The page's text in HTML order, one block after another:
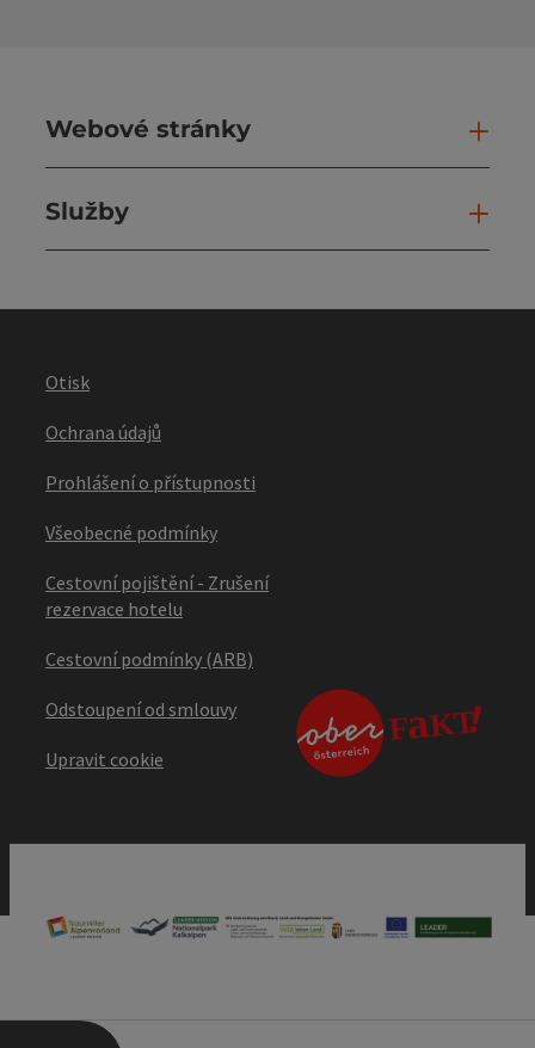
Webové stránky
Služby
Otisk
Ochrana údajů
Prohlášení o přístupnosti
Všeobecné podmínky
Cestovní pojištění - Zrušení
rezervace hotelu
Cestovní podmínky (ARB)
Odstoupení od smlouvy
Upravit cookie